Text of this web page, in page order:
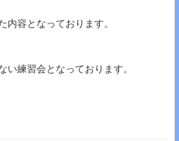
内容となっております。
い練習会となっております。